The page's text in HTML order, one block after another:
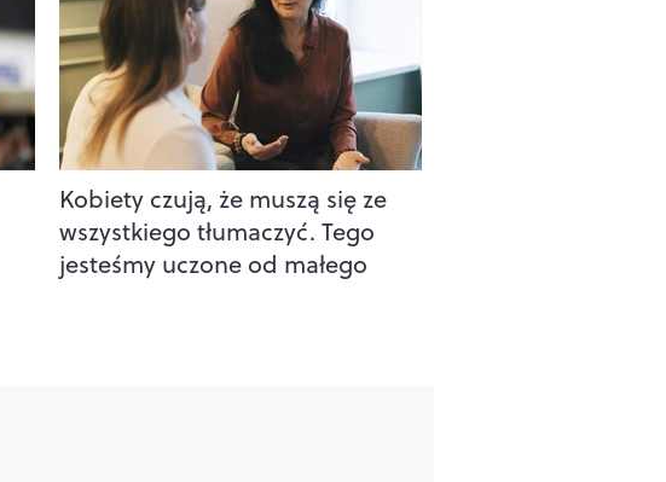
Kobiety czują, że muszą się ze
wszystkiego tłumaczyć. Tego
jesteśmy uczone od małego